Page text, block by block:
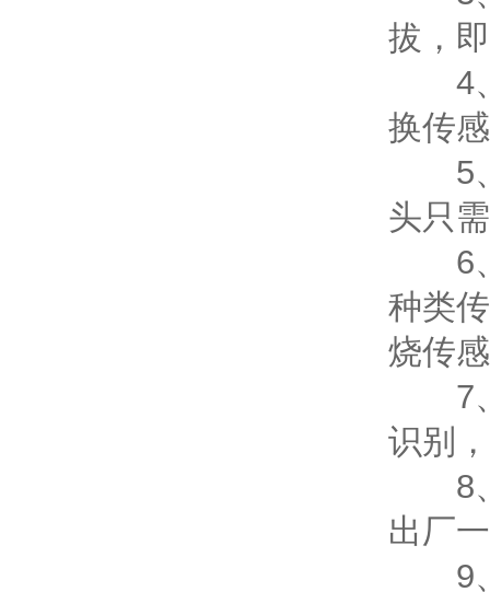
拔，
4、
换传
5、
头只
6、
种类
烧传
7、
识别
8、
出厂
9、